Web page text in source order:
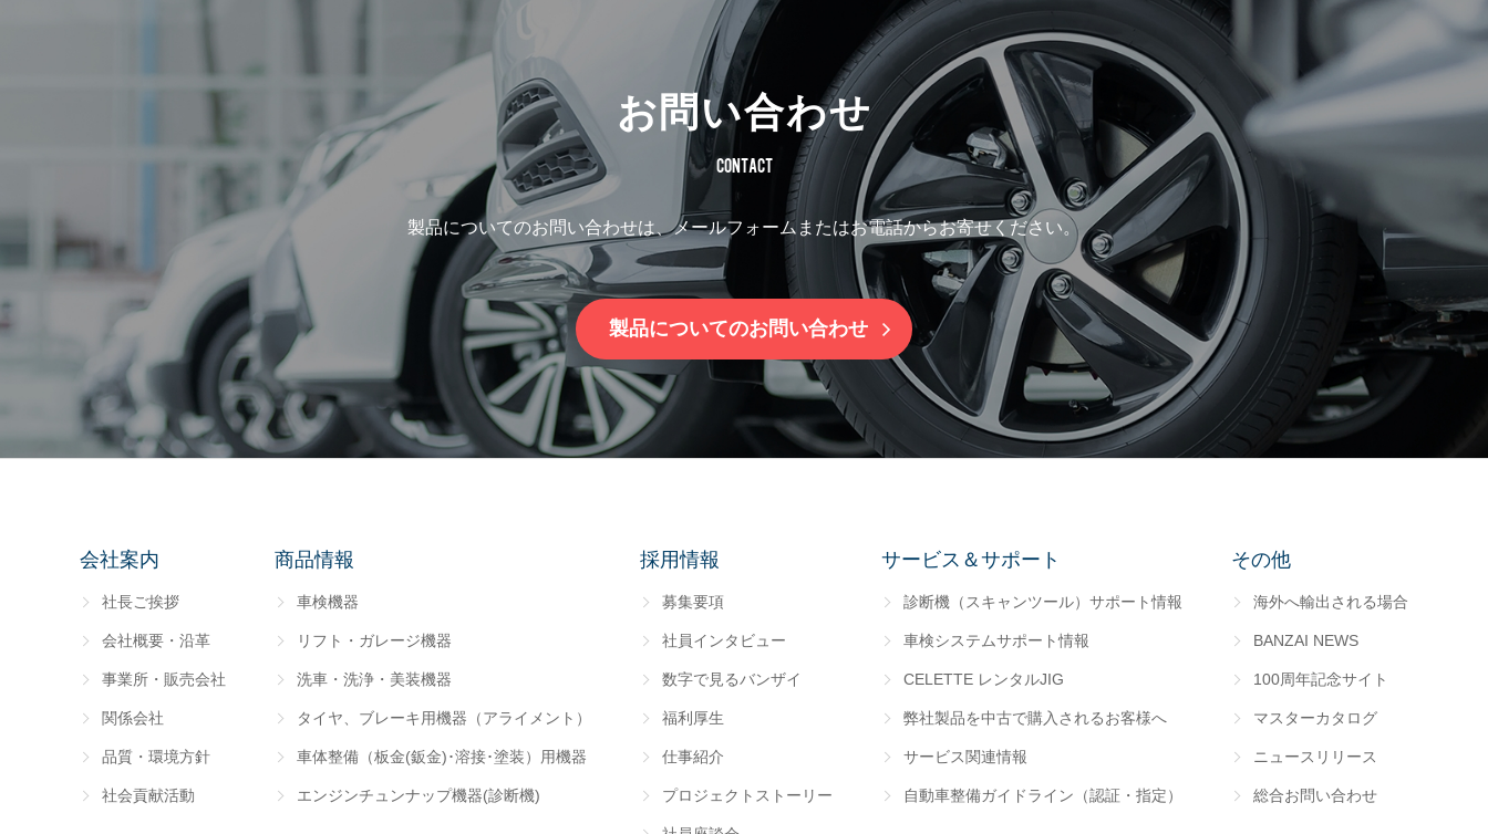
お問い合わせ
CONTACT
製品についてのお問い合わせは、メールフォームまたはお電話からお寄せください。
製品についてのお問い合わせ
会社案内
社長ご挨拶
会社概要・沿革
事業所・販売会社
関係会社
品質・環境方針
社会貢献活動
商品情報
車検機器
リフト・ガレージ機器
洗車・洗浄・美装機器
タイヤ、ブレーキ用機器（アライメント）
車体整備（板金(鈑金)･溶接･塗装）用機器
エンジンチュンナップ機器(診断機)
採用情報
募集要項
社員インタビュー
数字で見るバンザイ
福利厚生
仕事紹介
プロジェクトストーリー
サービス＆サポート
診断機（スキャンツール）サポート情報
車検システムサポート情報
CELETTE レンタルJIG
弊社製品を中古で購入されるお客様へ
サービス関連情報
自動車整備ガイドライン（認証・指定）
その他
海外へ輸出される場合
BANZAI NEWS
100周年記念サイト
マスターカタログ
ニュースリリース
総合お問い合わせ